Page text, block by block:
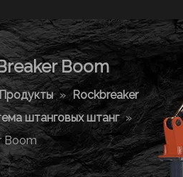
Boom
» Rockbreaker
штанговых штанг »
Boom